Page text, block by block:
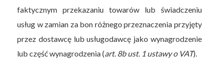
faktycznym przekazaniu towarów lub świadczeniu
usług w zamian za bon różnego przeznaczenia przyjęty
przez dostawcę lub usługodawcę jako wynagrodzenie
lub część wynagrodzenia (art. 8b ust. 1 ustawy o VAT).